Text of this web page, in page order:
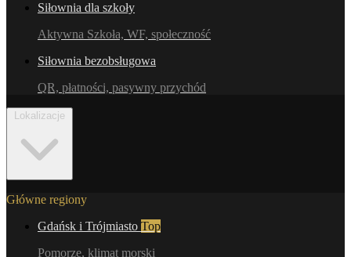
Siłownia dla szkoły
Aktywna Szkoła, WF, społeczność
Siłownia bezobsługowa
QR, płatności, pasywny przychód
Główne regiony
Gdańsk i Trójmiasto Top
Pomorze, klimat morski